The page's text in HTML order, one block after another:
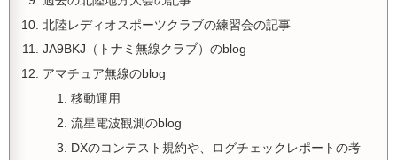
北陸レディオスポーツクラブの練習会の記事
JA9BKJ（トナミ無線クラブ）のblog
アマチュア無線のblog
移動運用
流星電波観測のblog
DXのコンテスト規約や、ログチェックレポートの考